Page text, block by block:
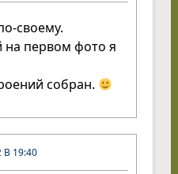
своему.
на первом фото я
собран.
В 19:40